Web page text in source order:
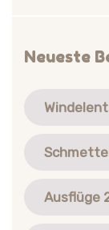
Neueste
Ausflüge